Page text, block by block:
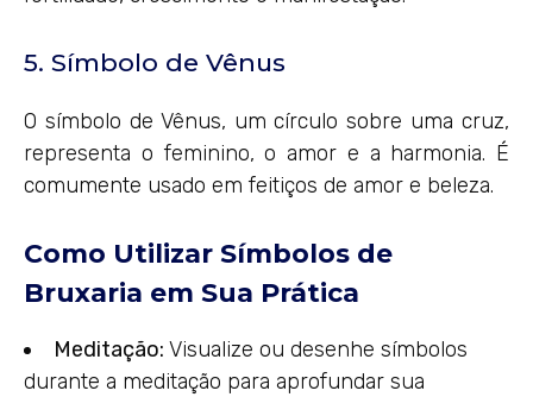
5. Símbolo de Vênus
O símbolo de Vênus, um círculo sobre uma cruz,
representa o feminino, o amor e a harmonia. É
comumente usado em feitiços de amor e beleza.
Como Utilizar Símbolos de
Bruxaria em Sua Prática
Meditação: Visualize ou desenhe símbolos
durante a meditação para aprofundar sua